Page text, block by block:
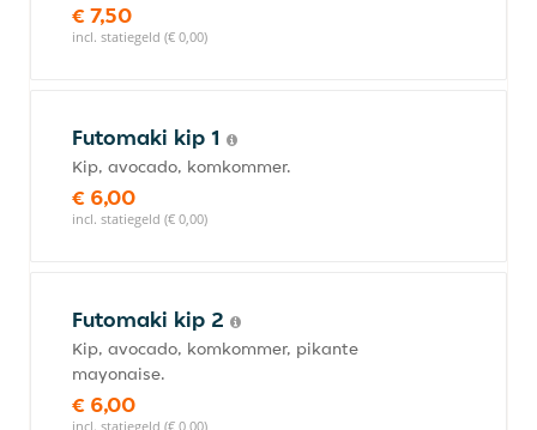
€ 7,50
incl. statiegeld (€ 0,00)
Futomaki kip 1
Kip, avocado, komkommer.
€ 6,00
incl. statiegeld (€ 0,00)
Futomaki kip 2
Kip, avocado, komkommer, pikante
mayonaise.
€ 6,00
incl. statiegeld (€ 0,00)